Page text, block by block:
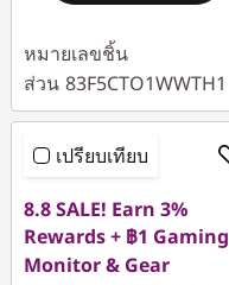
หมายเลขชิ้น
ส่วน 83F5CTO1WWTH1
เปรียบเทียบ
8.8 SALE! Earn 3%
Rewards + ฿1 Gaming
Monitor & Gear